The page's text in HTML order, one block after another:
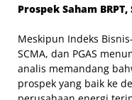
Prospek Saham BRPT,
Meskipun Indeks
SCMA, dan PGAS
analis memandang
prospek yang baik ke